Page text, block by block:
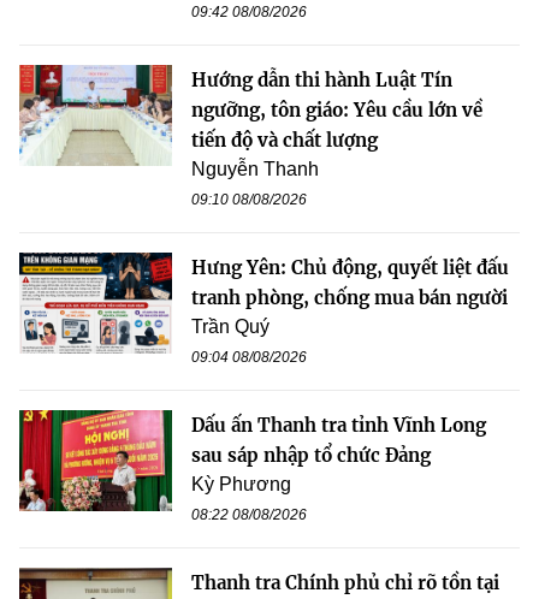
09:42 08/08/2026
Hướng dẫn thi hành Luật Tín
ngưỡng, tôn giáo: Yêu cầu lớn về
tiến độ và chất lượng
Nguyễn Thanh
09:10 08/08/2026
Hưng Yên: Chủ động, quyết liệt đấu
tranh phòng, chống mua bán người
Trần Quý
09:04 08/08/2026
Dấu ấn Thanh tra tỉnh Vĩnh Long
sau sáp nhập tổ chức Đảng
Kỳ Phương
08:22 08/08/2026
Thanh tra Chính phủ chỉ rõ tồn tại